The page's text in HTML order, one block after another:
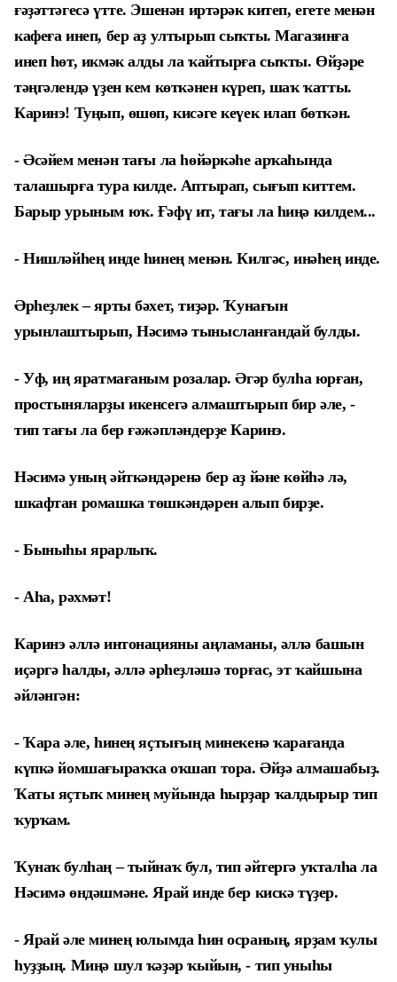
ғәҙәттәгесә үтте. Эшенән иртәрәк китеп, егете менән
кафеға инеп, бер аҙ ултырып сыҡты. Магазинға
инеп һөт, икмәк алды ла ҡайтырға сыҡты. Өйҙәре
тәңгәлендә үҙен кем көткәнен күреп, шаҡ ҡатты.
Каринэ! Туңып, өшөп, кисәге кеүек илап бөткән.
- Әсәйем менән тағы ла һөйәркәһе арҡаһында
талашырға тура килде. Аптырап, сығып киттем.
Барыр урыным юҡ. Ғәфү ит, тағы ла һиңә килдем...
- Нишләйһең инде һинең менән. Килгәс, инәһең инде.
Әрһеҙлек – ярты бәхет, тиҙәр. Ҡунағын
урынлаштырып, Нәсимә тынысланғандай булды.
- Уф, иң яратмағаным розалар. Әгәр булһа юрған,
простыняларҙы икенсегә алмаштырып бир әле, -
тип тағы ла бер ғәжәпләндерҙе Каринэ.
Нәсимә уның әйткәндәренә бер аҙ йәне көйһә лә,
шкафтан ромашка төшкәндәрен алып бирҙе.
- Быныһы ярарлыҡ.
- Аһа, рәхмәт!
Каринэ әллә интонацияны аңламаны, әллә башын
иҫәргә һалды, әллә әрһеҙләшә торғас, эт ҡайшына
әйләнгән:
- Ҡара әле, һинең яҫтығың минекенә ҡарағанда
күпкә йомшағыраҡҡа оҡшап тора. Әйҙә алмашабыҙ.
Ҡаты яҫтыҡ минең муйында һырҙар ҡалдырыр тип
ҡурҡам.
Ҡунаҡ булһаң – тыйнаҡ бул, тип әйтергә уҡталһа ла
Нәсимә өндәшмәне. Ярай инде бер кискә түҙер.
- Ярай әле минең юлымда һин осраның, ярҙам ҡулы
һуҙҙың. Миңә шул ҡәҙәр ҡыйын, - тип уныһы